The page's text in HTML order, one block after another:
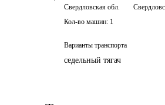
Свердловская обл.
Кол-во машин: 1
Варианты транспорта
седельный тягач